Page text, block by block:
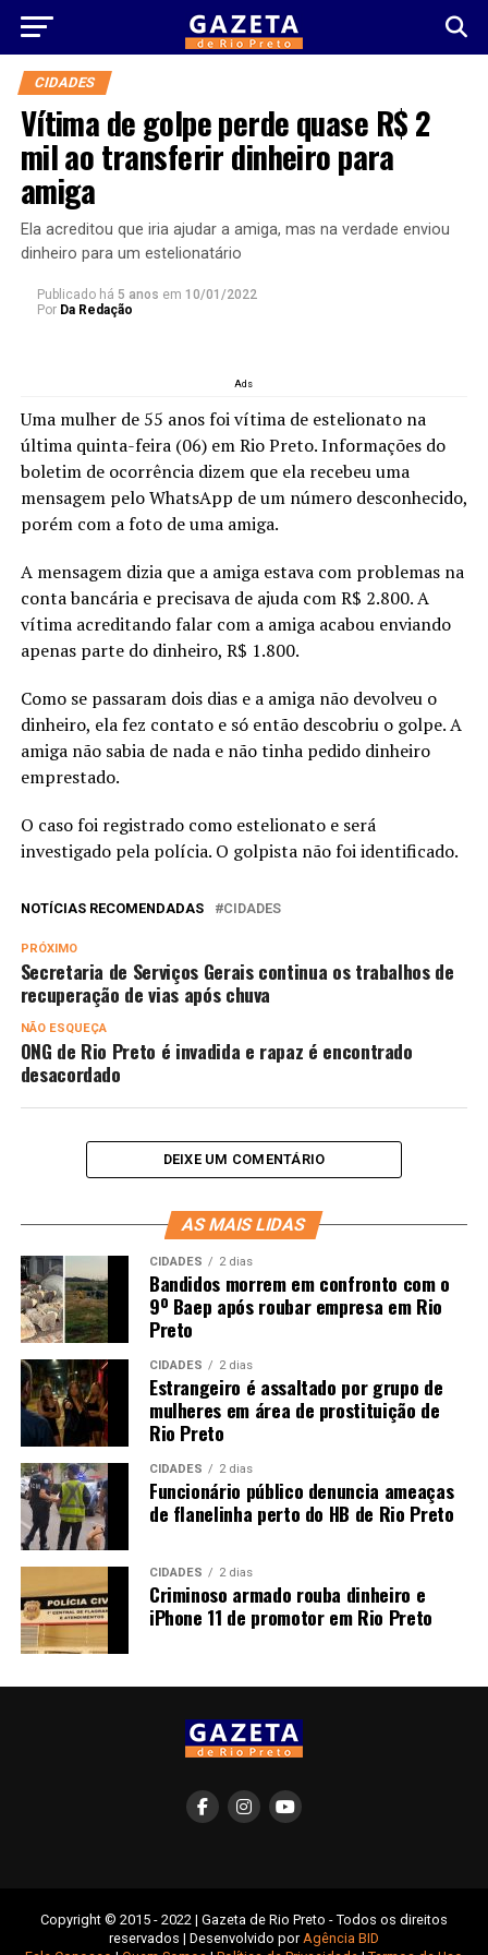
CIDADES
Vítima de golpe perde quase R$ 2
mil ao transferir dinheiro para
amiga
Ela acreditou que iria ajudar a amiga, mas na verdade enviou
dinheiro para um estelionatário
Publicado há 5 anos em 10/01/2022
Por Da Redação
Ads
Uma mulher de 55 anos foi vítima de estelionato na
última quinta-feira (06) em Rio Preto. Informações do
boletim de ocorrência dizem que ela recebeu uma
mensagem pelo WhatsApp de um número desconhecido,
porém com a foto de uma amiga.
A mensagem dizia que a amiga estava com problemas na
conta bancária e precisava de ajuda com R$ 2.800. A
vítima acreditando falar com a amiga acabou enviando
apenas parte do dinheiro, R$ 1.800.
Como se passaram dois dias e a amiga não devolveu o
dinheiro, ela fez contato e só então descobriu o golpe. A
amiga não sabia de nada e não tinha pedido dinheiro
emprestado.
O caso foi registrado como estelionato e será
investigado pela polícia. O golpista não foi identificado.
NOTÍCIAS RECOMENDADAS CIDADES
PRÓXIMO
Secretaria de Serviços Gerais continua os trabalhos de
recuperação de vias após chuva
NÃO ESQUEÇA
ONG de Rio Preto é invadida e rapaz é encontrado
desacordado
DEIXE UM COMENTÁRIO
AS MAIS LIDAS
CIDADES 2 dias
Bandidos morrem em confronto com o
9º Baep após roubar empresa em Rio
Preto
CIDADES 2 dias
Estrangeiro é assaltado por grupo de
mulheres em área de prostituição de
Rio Preto
CIDADES 2 dias
Funcionário público denuncia ameaças
de flanelinha perto do HB de Rio Preto
CIDADES 2 dias
Criminoso armado rouba dinheiro e
iPhone 11 de promotor em Rio Preto
Copyright © 2015 - 2022 | Gazeta de Rio Preto - Todos os direitos
reservados | Desenvolvido porAgência BID